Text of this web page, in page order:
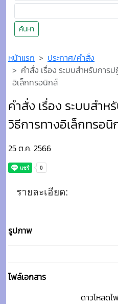
ค้นหา
หน้าแรก
ประกาศ/คำสั่ง
คำสั่ง เรื่อง ระบบสำหรับการ
อิเล็กทรอนิกส์
คำสั่ง เรื่อง ระบบสำ
วิธีการทางอิเล็กทรอนิ
25 ต.ค. 2566
รายละเอียด:
รูปภาพ
ไฟล์เอกสาร
ดาวโหลดไ